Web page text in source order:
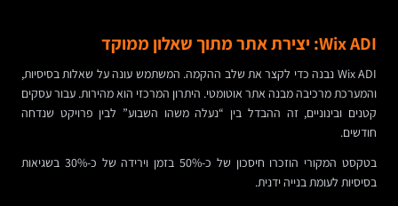
Wix ADI: יצירת אתר מתוך שאלון ממוקד
Wix ADI נבנה כדי לקצר את שלב ההקמה. המשתמש עונה על שאלות בסיסיות,
והמערכת מרכיבה מבנה אתר אוטומטי. היתרון המרכזי הוא מהירות. עבור עסקים
קטנים ובינוניים, זה ההבדל בין “נעלה משהו השבוע” לבין פרויקט שנדחה
חודשים.
בטקסט המקורי הוזכרו חיסכון של כ-50% בזמן וירידה של כ-30% בשגיאות
בסיסיות לעומת בנייה ידנית.